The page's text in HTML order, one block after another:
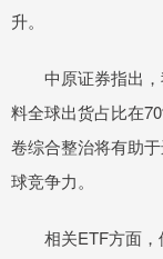
升。
中原证券指出，
料全球出货占比在
卷综合整治将有助
球竞争力。
相关ETF方面，